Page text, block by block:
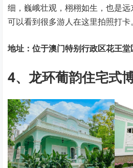
细，巍峨壮观，栩栩如生，也是远
可以看到很多游人在这里拍照打卡。
地址：位于澳门特别行政区花王
4、龙环葡韵住宅式